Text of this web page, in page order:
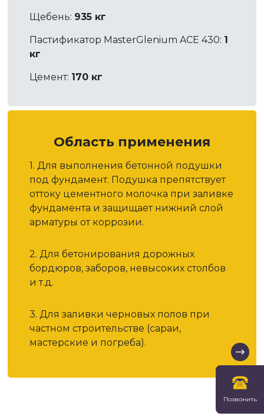
Щебень: 935 кг
Пастификатор MasterGlenium ACE 430: 1
кг
Цемент: 170 кг
Область применения
1. Для выполнения бетонной подушки
под фундамент. Подушка препятствует
оттоку цементного молочка при заливке
фундамента и защищает нижний слой
арматуры от коррозии.
2. Для бетонирования дорожных
бордюров, заборов, невысоких столбов
и т.д.
3. Для заливки черновых полов при
частном строительстве (сараи,
мастерские и погреба).
Позвонить